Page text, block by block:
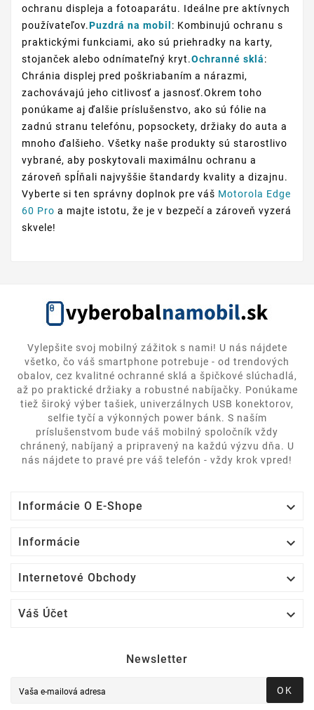
ochranu displeja a fotoaparátu. Ideálne pre aktívnych
používateľov.Puzdrá na mobil : Kombinujú ochranu s
praktickými funkciami, ako sú priehradky na karty,
stojanček alebo odnímateľný kryt.Ochranné sklá:
Chránia displej pred poškriabaním a nárazmi,
zachovávajú jeho citlivosť a jasnosť.Okrem toho
ponúkame aj ďalšie príslušenstvo, ako sú fólie na
zadnú stranu telefónu, popsockety, držiaky do auta a
mnoho ďalšieho. Všetky naše produkty sú starostlivo
vybrané, aby poskytovali maximálnu ochranu a
zároveň spĺňali najvyššie štandardy kvality a dizajnu.
Vyberte si ten správny doplnok pre váš Motorola Edge
60 Pro a majte istotu, že je v bezpečí a zároveň vyzerá
skvele!
Vylepšite svoj mobilný zážitok s nami! U nás nájdete
všetko, čo váš smartphone potrebuje - od trendových
obalov, cez kvalitné ochranné sklá a špičkové slúchadlá,
až po praktické držiaky a robustné nabíjačky. Ponúkame
tiež široký výber tašiek, univerzálnych USB konektorov,
selfie tyčí a výkonných power bánk. S naším
príslušenstvom bude váš mobilný spoločník vždy
chránený, nabíjaný a pripravený na každú výzvu dňa. U
nás nájdete to pravé pre váš telefón - vždy krok vpred!
Informácie O E-Shope 
Informácie 
Internetové Obchody 
Váš Účet 
Newsletter
OK